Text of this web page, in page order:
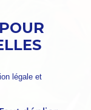
légale et